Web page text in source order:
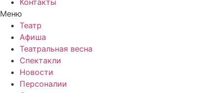
Меню
Театр
Афиша
Театральная весна
Спектакли
Новости
Персоналии